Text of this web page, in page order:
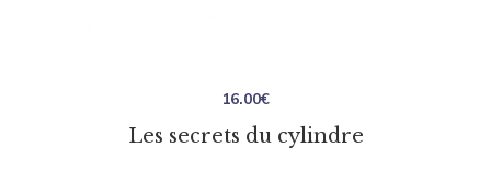
Les secrets du cylindre
16.00€